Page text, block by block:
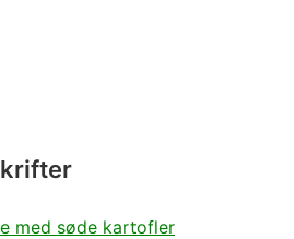
med søde kartofler